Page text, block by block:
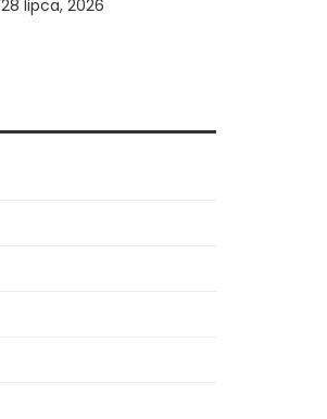
28 lipca, 2026